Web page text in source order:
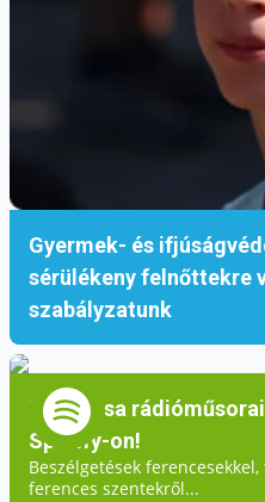
alkalmával fizikailag is
számára egy káptalan
tetőzetét (vö. PL 11) –,
amit a fenti
Haragja nem féktelen
sokkal inkább
evangéliumi értékek
felindulás minden
amely sértette Istent
ferences életideál
célja pedig mindig a
előmozdítása.
***
Gyermek- és
sérülékeny felnőttekre
szabályzatunk
Hallgassa
Spotify-on!
Beszélgetések
ferences szentekről...